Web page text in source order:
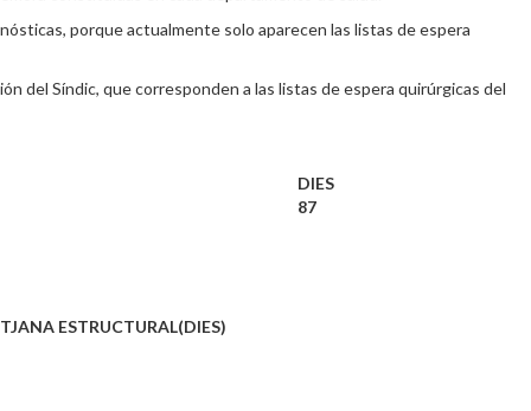
porque actualmente solo aparecen las listas de espera
del Síndic, que corresponden a las listas de espera quirúrgicas del
DIES
87
ESTRUCTURAL(DIES)